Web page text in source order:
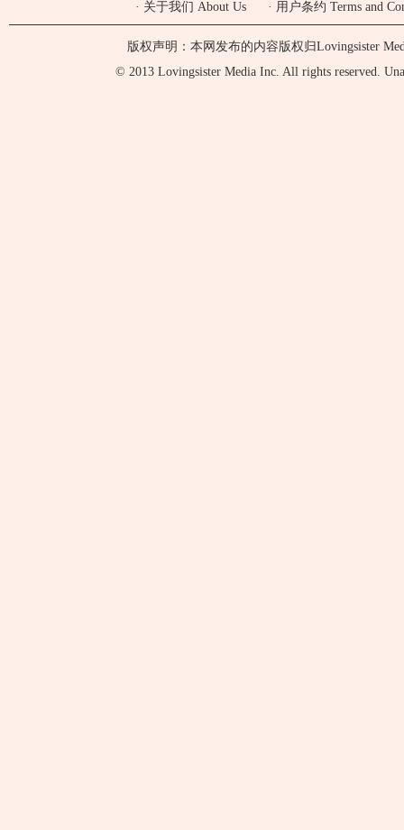
· 关于我们 About Us · 用户条约 Terms and
版权声明：本网发布的内容版权归Lovingsister
© 2013 Lovingsister Media Inc. All rights reserved.